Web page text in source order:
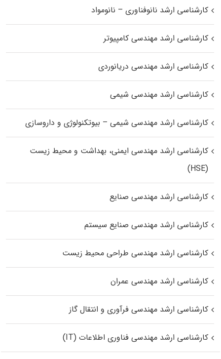
کارشناسی ارشد نانوفناوری – نانومواد
کارشناسی ارشد مهندسی کامپیوتر
کارشناسی ارشد مهندسی دریانوردی
کارشناسی ارشد مهندسی شیمی
کارشناسی ارشد مهندسی شیمی – بیوتکنولوژی و داروسازی
کارشناسی ارشد مهندسی ایمنی، بهداشت و محیط زیست
(HSE)
کارشناسی ارشد مهندسی صنایع
کارشناسی ارشد مهندسی صنایع سیستم
کارشناسی ارشد مهندسی طراحی محیط زیست
کارشناسی ارشد مهندسی عمران
کارشناسی ارشد مهندسی فرآوری و انتقال گاز
کارشناسی ارشد مهندسی فناوری اطلاعات (IT)